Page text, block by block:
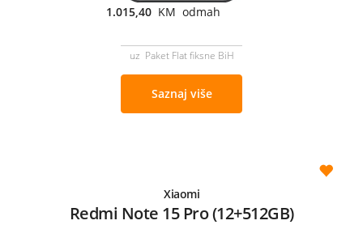
1.015,40 KM odmah
uz Paket Flat fiksne BiH
Saznaj više
Xiaomi
Redmi Note 15 Pro (12+512GB)